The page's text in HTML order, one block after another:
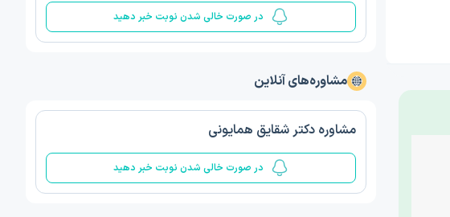
5
در صورت خالی شدن نوبت خبر دهید
مشاوره‌های آنلاین
مشاوره دکتر شقایق همایونی
در صورت خالی شدن نوبت خبر دهید